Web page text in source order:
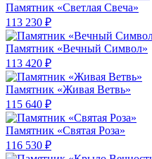
Памятник «Светлая Свеча»
113 230 ₽
Памятник «Вечный Символ»
113 420 ₽
Памятник «Живая Ветвь»
115 640 ₽
Памятник «Святая Роза»
116 530 ₽